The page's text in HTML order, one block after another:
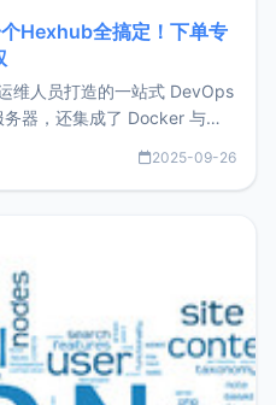
Hexhub全搞定！下单专
维人员打造的一站式 DevOps
器，还集成了 Docker 与常
可同时搞定运维与数据库操
2025-09-26